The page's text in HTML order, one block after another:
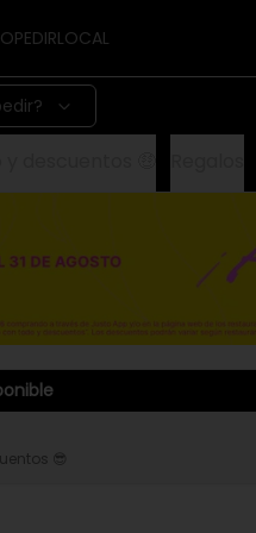
PEDIRLOCAL
😎